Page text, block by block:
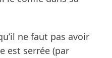
ne faut pas avoir
est serrée (par